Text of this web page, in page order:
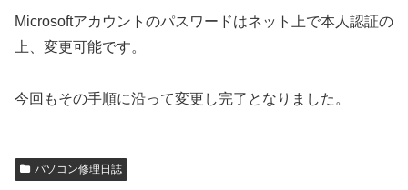
Microsoftアカウントのパスワードはネット上で本人認証の
上、変更可能です。
今回もその手順に沿って変更し完了となりました。
パソコン修理日誌